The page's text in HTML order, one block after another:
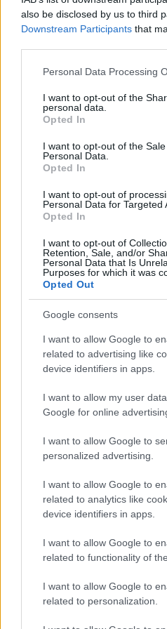
also be disclosed by us to third
Downstream Participants that
Please note that this website/
not limited to your visit or usage
grant or deny consent to
use your data for below
consent section.
Personal Data Processing
I want to opt-out of the
personal data.
Opted In
I want to opt-out of the
Personal Data.
Opted In
I want to opt-out of
Personal Data for Targeted
Opted In
I want to opt-out of
Retention, Sale, and/or
Personal Data that Is
Purposes for which it was
Opted Out
Google consents
I want to allow Google to
related to advertising like
device identifiers in apps.
I want to allow my user
Google for online
I want to allow Google to
personalized advertising.
I want to allow Google to
related to analytics like
device identifiers in apps.
I want to allow Google to
related to functionality of
I want to allow Google to
related to personalization.
Országos ellenőrzés indult a
Az idei év leglassabb
Györfi Mihály több tucat
kerékpárgyár dolgozóinak
41 fok fölé forrósodott az
rekord is megdőlt
Egy telefonhívást akart, végül
a közoktatásban – például az
munkáltatói jogaikat
Sok volt az igazolatlan hiányzás,
kapott, más fideszesek még
A Szolnok megyei gazdák
további üzemeltetését
Csendélet 5.0: alig
állapotban levő buszmegálló
élhető város
Napokon belül megválasztja az
Kiterjedt tüzek pusztítanak az
Harmadfokú hőségriasztás az
javítottak, helikoptereket is
A zárkában rosszul lett, elájult –
számoltak be a szolnoki
Váratlan fennakadás borította fel
vasútvonal közlekedését